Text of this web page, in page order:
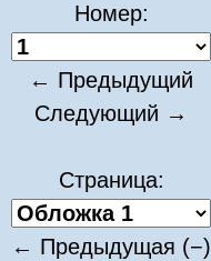
Номер:
← Предыдущий
Следующий →
Страница:
← Предыдущая (−)